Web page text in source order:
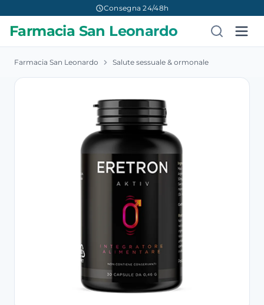
Consegna 24/48h
Farmacia San Leonardo
Farmacia San Leonardo Salute sessuale & ormonale